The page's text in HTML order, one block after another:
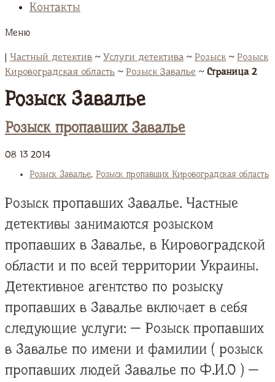
Контакты
Меню
| Частный детектив ~ Услуги детектива ~ Розыск~ Розыск
Кировоградская область ~ Розыск Завалье ~ Страница 2
Розыск Завалье
Розыск пропавших Завалье
08 13 2014
Розыск Завалье, Розыск пропавших Кировоградская область
Розыск пропавших Завалье. Частные
детективы занимаются розыском
пропавших в Завалье, в Кировоградской
области и по всей территории Украины.
Детективное агентство по розыску
пропавших в Завалье включает в себя
следующие услуги: — Розыск пропавших
в Завалье по имени и фамилии ( розыск
пропавших людей Завалье по Ф.И.О ) —